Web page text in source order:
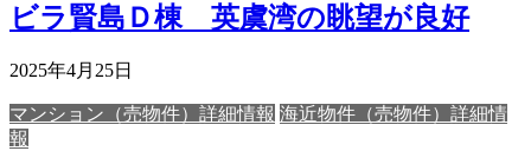
ビラ賢島Ｄ棟 英虞湾の眺望が良好
2025年4月25日
マンション（売物件）詳細情報 海近物件（売物件）詳細情
報